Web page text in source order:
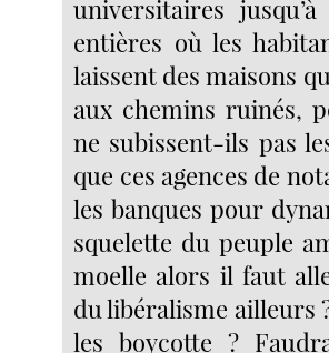
universitaires
entières où les
laissent des maisons
aux chemins ruinés,
ne subissent-ils pas
que ces agences de
les banques pour
squelette du peuple
moelle alors il faut
du libéralisme ailleurs
les boycotte ?